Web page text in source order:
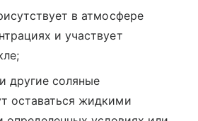
в атмосфере
и участвует
другие соляные
оставаться жидкими